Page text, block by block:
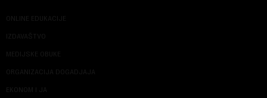
ONLINE EDUKACIJE
IZDAVAŠTVO
MEDIJSKE OBUKE
ORGANIZACIJA DOGADJAJA
EKONOM I JA